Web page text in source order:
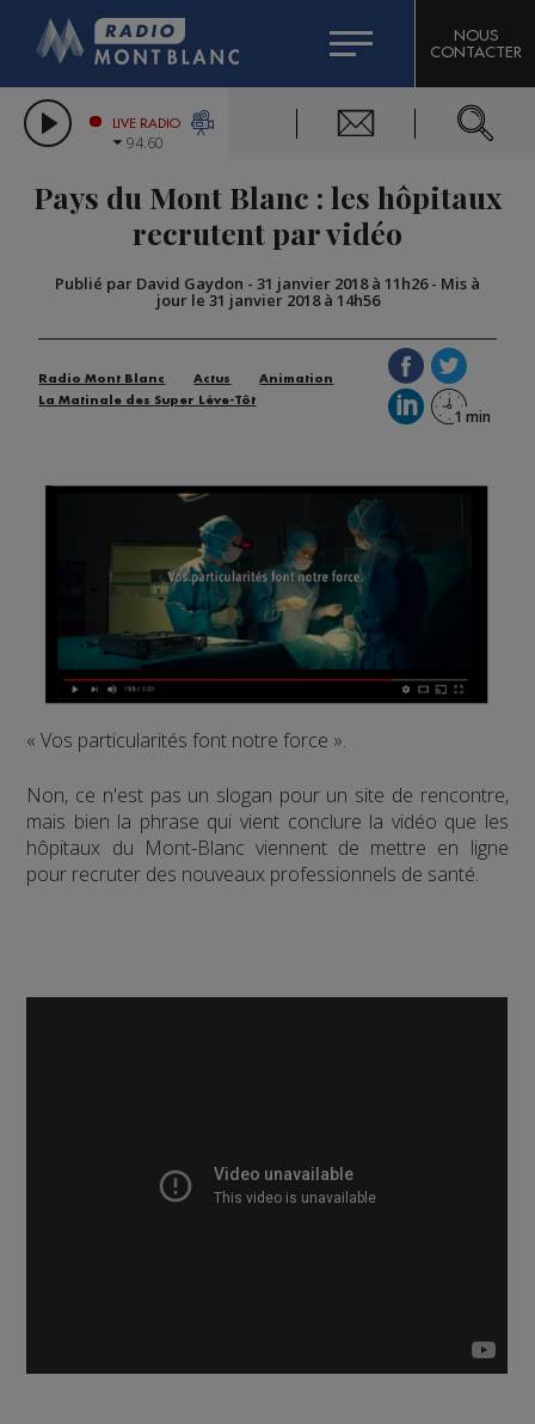
LES CHRONIQUES DE L'EXPERT
CITIZEN MACHINERY
GRAND MASSIF DOMAINES SKIABLES
BIGARD
COMPAGNIE DU MONT-BLANC
NOUS
CONTACTER
LIVE RADIO
94.60
Pays du Mont Blanc : les hôpitaux
recrutent par vidéo
Publié par David Gaydon - 31 janvier 2018 à 11h26- Mis à
jour le 31 janvier 2018 à 14h56
Radio Mont Blanc Actus
Animation
La Matinale des Super Lève-Tôt
« Vos particularités font notre force ».
Non, ce n'est pas un slogan pour un site de rencontre,
mais bien la phrase qui vient conclure la vidéo que les
hôpitaux du Mont-Blanc viennent de mettre en ligne
pour recruter des nouveaux professionnels de santé.